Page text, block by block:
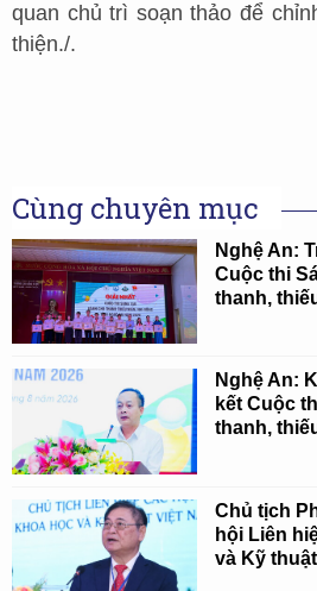
quan chủ trì soạn thảo để
thiện./.
Cùng chuyên mục
Nghệ An:
Cuộc thi
thanh,
Nghệ An:
kết Cuộc
thanh,
Chủ tịch
hội Liên
và Kỹ